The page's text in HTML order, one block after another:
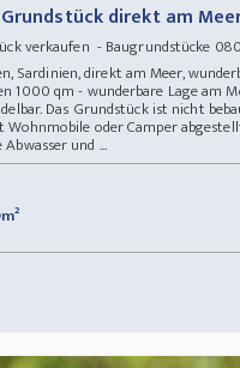
direkt am
verkaufen - Baugrundstücke
Sardinien, direkt am Meer,
1000 qm - wunderbare Lage am
Das Grundstück ist nicht
Wohnmobile oder Camper
und ...